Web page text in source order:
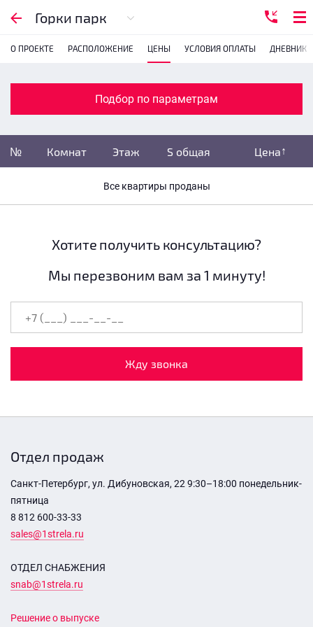
Горки парк
О ПРОЕКТЕ РАСПОЛОЖЕНИЕ ЦЕНЫ УСЛОВИЯ ОПЛАТЫ ДНЕВНИК
Подбор по параметрам
№ Комнат Этаж S общая Цена
Все квартиры проданы
Подбор по параметрам
1
Убрать переуступки
S общая не указана
все этажи
Хотите получить консультацию?
Мы перезвоним вам за 1 минуту!
Жду звонка
Отдел продаж
Санкт-Петербург, ул. Дибуновская, 22 9:30–18:00 понедельник-
пятница
8 812 600-33-33
sales@1strela.ru
ОТДЕЛ СНАБЖЕНИЯ
snab@1strela.ru
Решение о выпуске